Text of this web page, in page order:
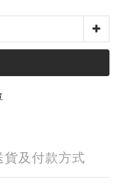
貨及付款方式